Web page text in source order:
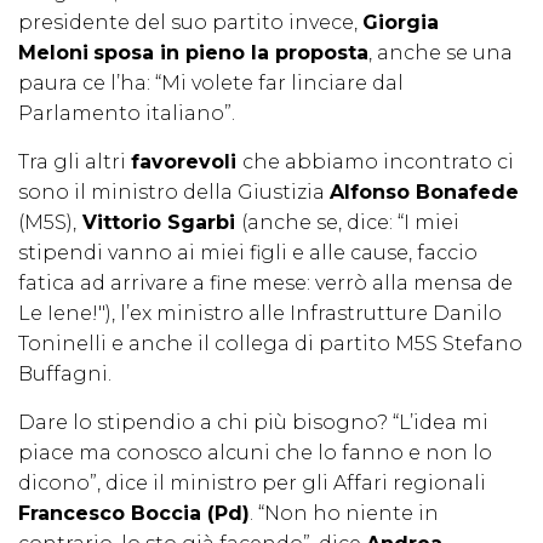
presidente del suo partito invece, Giorgia
Meloni sposa in pieno la proposta, anche se una
paura ce l’ha: “Mi volete far linciare dal
Parlamento italiano”.
Tra gli altri favorevoli che abbiamo incontrato ci
sono il ministro della Giustizia Alfonso Bonafede
(M5S), Vittorio Sgarbi (anche se, dice: “I miei
stipendi vanno ai miei figli e alle cause, faccio
fatica ad arrivare a fine mese: verrò alla mensa de
Le Iene!"), l’ex ministro alle Infrastrutture Danilo
Toninelli e anche il collega di partito M5S Stefano
Buffagni.
Dare lo stipendio a chi più bisogno? “L’idea mi
piace ma conosco alcuni che lo fanno e non lo
dicono”, dice il ministro per gli Affari regionali
Francesco Boccia (Pd). “Non ho niente in